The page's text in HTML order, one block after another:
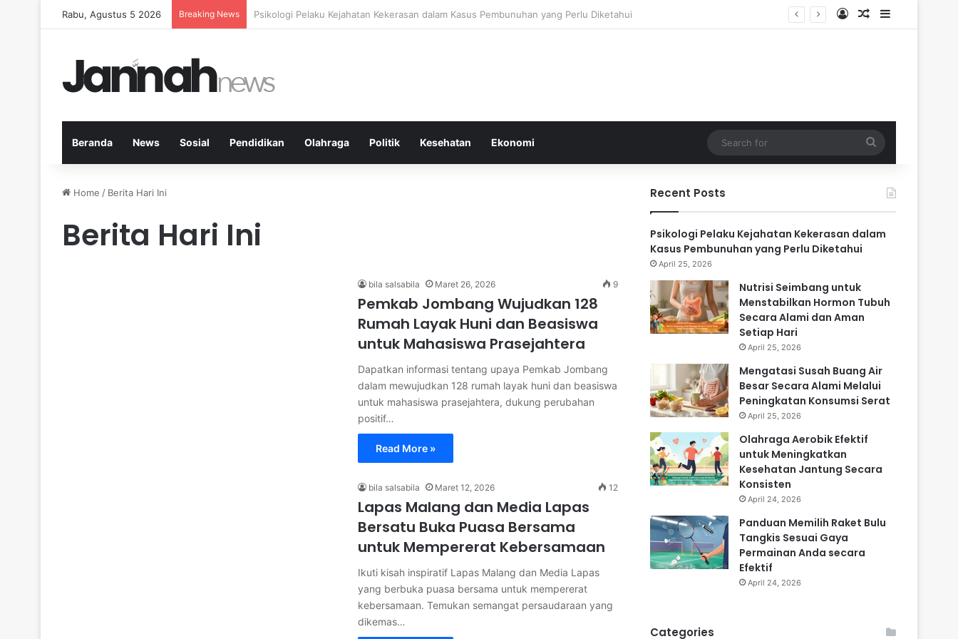
Rabu, Agustus 5 2026 Breaking News Nutrisi Seimbang untuk Menstabilkan Hormon Tubuh Secara Alami dan Aman Setiap Hari Log InRandom Article
Sidebar
Beranda News Sosial Pendidikan Olahraga Politik Kesehatan Ekonomi
for
Home / Berita Hari Ini
Berita Hari Ini
bila salsabila Maret 26, 2026 9
Pemkab Jombang Wujudkan 128
Rumah Layak Huni dan Beasiswa
untuk Mahasiswa Prasejahtera
Dapatkan informasi tentang upaya Pemkab Jombang
dalam mewujudkan 128 rumah layak huni dan beasiswa
untuk mahasiswa prasejahtera, dukung perubahan
positif…
Read More »
bila salsabila Maret 12, 2026 12
Lapas Malang dan Media Lapas
Bersatu Buka Puasa Bersama
untuk Mempererat Kebersamaan
Ikuti kisah inspiratif Lapas Malang dan Media Lapas
yang berbuka puasa bersama untuk mempererat
kebersamaan. Temukan semangat persaudaraan yang
dikemas…
Recent Posts
Psikologi Pelaku Kejahatan Kekerasan dalam
Kasus Pembunuhan yang Perlu Diketahui
April 25, 2026
Nutrisi Seimbang untuk
Menstabilkan Hormon Tubuh
Secara Alami dan Aman
Setiap Hari
April 25, 2026
Mengatasi Susah Buang Air
Besar Secara Alami Melalui
Peningkatan Konsumsi Serat
April 25, 2026
Olahraga Aerobik Efektif
untuk Meningkatkan
Kesehatan Jantung Secara
Konsisten
April 24, 2026
Panduan Memilih Raket Bulu
Tangkis Sesuai Gaya
Permainan Anda secara
Efektif
April 24, 2026
Categories